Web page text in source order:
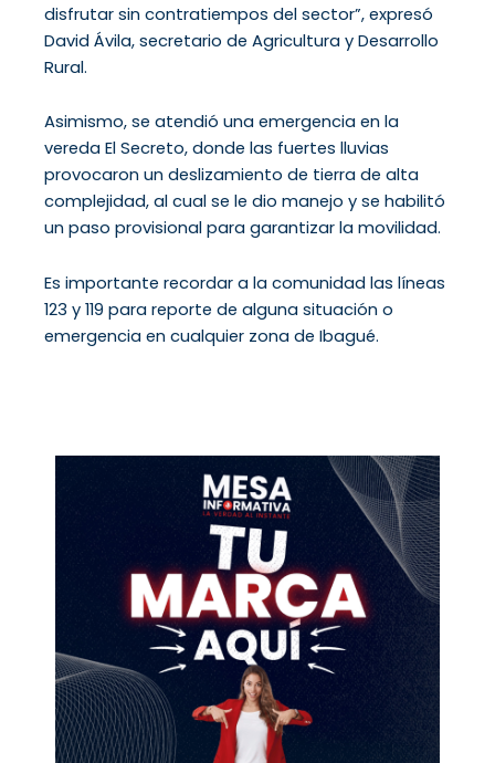
disfrutar sin contratiempos del sector”, expresó
David Ávila, secretario de Agricultura y Desarrollo
Rural.
Asimismo, se atendió una emergencia en la
vereda El Secreto, donde las fuertes lluvias
provocaron un deslizamiento de tierra de alta
complejidad, al cual se le dio manejo y se habilitó
un paso provisional para garantizar la movilidad.
Es importante recordar a la comunidad las líneas
123 y 119 para reporte de alguna situación o
emergencia en cualquier zona de Ibagué.